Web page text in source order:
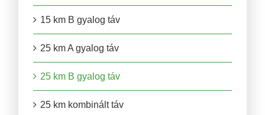
15 km B gyalog táv
25 km A gyalog táv
25 km B gyalog táv
25 km kombinált táv